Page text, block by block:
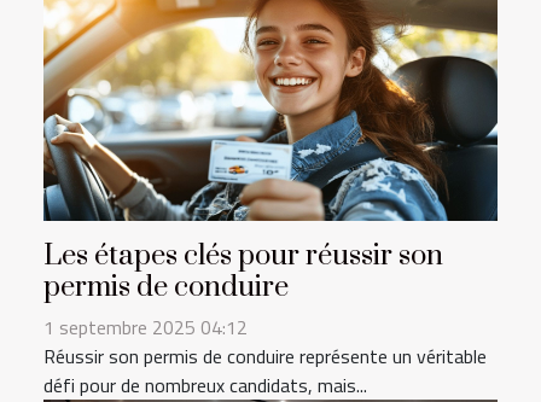
Les étapes clés pour réussir son
permis de conduire
1 septembre 2025 04:12
Réussir son permis de conduire représente un véritable
défi pour de nombreux candidats, mais...